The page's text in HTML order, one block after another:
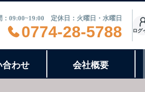
：09:00~19:00 定休日：火曜日・水曜日
0774-28-5788 ログ
合わせ 会社概要